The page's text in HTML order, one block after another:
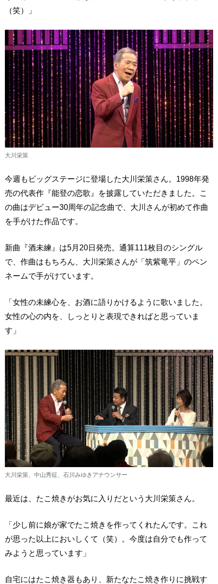
（笑）」
大川栄策
今週もビッグステージに登場した大川栄策さん。1998年発
売の代表作『能登の恋歌』を披露していただきました。こ
の曲はデビュー30周年の記念曲で、大川さんが初めて作曲
を手がけた作品です。
新曲『酒未練』は5月20日発売。通算111枚目のシングル
で、作曲はもちろん、大川栄策さんが「筑紫竜平」のペン
ネームで手がけています。
「女性の未練心を、お酒に語りかけるように歌いました。
女性の心の内を、しっとりと表現できればと思っていま
す」
大川栄策、中山秀征、石川みゆきアナウンサー
最近は、たこ焼きがお気に入りだという大川栄策さん。
「少し前に娘が家でたこ焼きを作ってくれたんです。これ
が思った以上においしくて（笑）。今度は自分でも作って
みようと思っています」
自宅にはたこ焼き器もあり、新たなたこ焼き作りに挑戦す